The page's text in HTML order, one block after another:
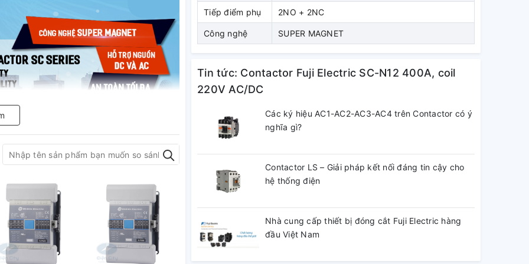
Tiếp điểm phụ 2NO + 2NC
Công nghệ SUPER MAGNET
Tin tức: Contactor Fuji Electric SC-N12 400A, coil
220V AC/DC
Các ký hiệu AC1-AC2-AC3-AC4 trên Contactor có ý
nghĩa gì?
Contactor LS – Giải pháp kết nối đáng tin cậy cho
hệ thống điện
Nhà cung cấp thiết bị đóng cắt Fuji Electric hàng
đầu Việt Nam